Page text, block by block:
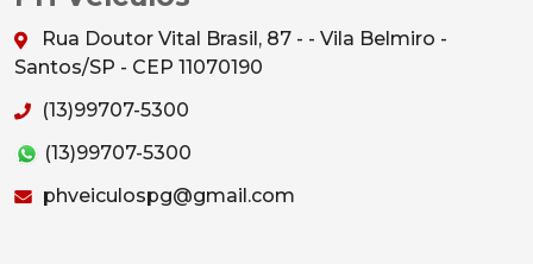
Rua Doutor Vital Brasil, 87 - - Vila Belmiro -
Santos/SP - CEP 11070190
(13)99707-5300
(13)99707-5300
phveiculospg@gmail.com